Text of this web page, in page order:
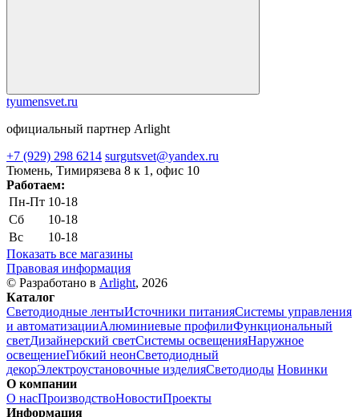
tyumensvet.ru
официальный партнер Arlight
+7 (929) 298 6214 surgutsvet@yandex.ru
Тюмень, Тимирязева 8 к 1, офис 10
Работаем:
Пн-Пт 10-18
Сб
10-18
Вс
10-18
Показать все магазины
Правовая информация
© Разработано в Arlight, 2026
Каталог
Светодиодные лентыИсточники питанияСистемы управления
и автоматизацииАлюминиевые профилиФункциональный
светДизайнерский светСистемы освещенияНаружное
освещениеГибкий неонСветодиодный
декорЭлектроустановочные изделияСветодиоды Новинки
О компании
О насПроизводствоНовостиПроекты
Информация